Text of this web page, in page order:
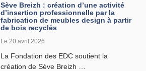
Sève Breizh : création d’une activité
d’insertion professionnelle par la
fabrication de meubles design à partir
de bois recyclés
Le 20 avril 2026
La Fondation des EDC soutient la
création de Sève Breizh …